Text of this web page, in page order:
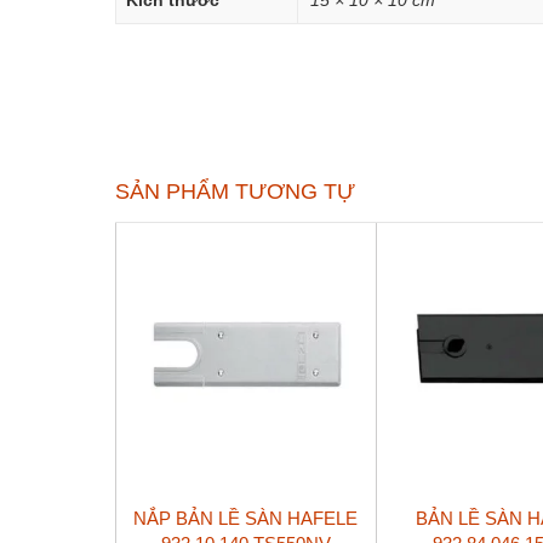
SẢN PHẨM TƯƠNG TỰ
NẮP BẢN LỀ SÀN HAFELE
BẢN LỀ SÀN